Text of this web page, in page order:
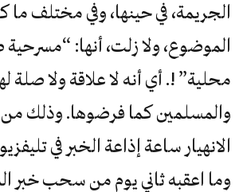
الجريمة، في حينها، وفي مختلف ما
الموضوع، ولا زلت، أنها:
محلية” !. أي أنه لا علاقة ولا صلة
والمسلمين كما فرضوها. وذلك
الانهيار ساعة إذاعة الخبر في
وما اعقبه ثاني يوم من سحب خبر